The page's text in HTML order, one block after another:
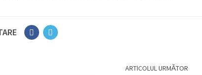
ARTICOLUL URMĂTOR